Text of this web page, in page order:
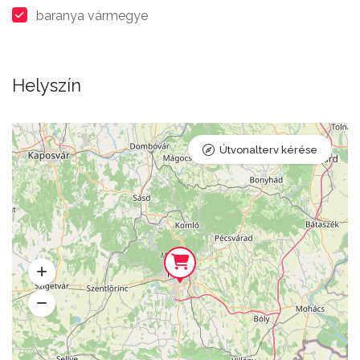
baranya vármegye
Helyszín
Útvonalterv kérése